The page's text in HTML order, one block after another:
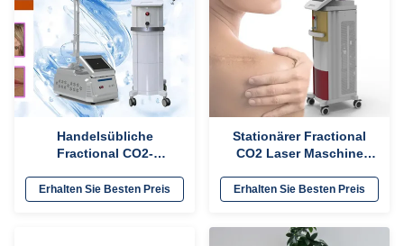
Handelsübliche
Fractional CO2-
Hautwiederherstellung /
Dehnungsmerkmalentfernung
Erhalten Sie Besten Preis
Stationärer Fractional
CO2 Laser Maschine
kommerzielle
Verwendung
Erhalten Sie Besten Preis